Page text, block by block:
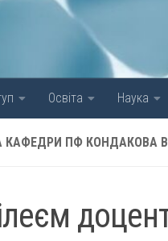
Освіта Наука
КАФЕДРИ ПФ КОНДАКОВА